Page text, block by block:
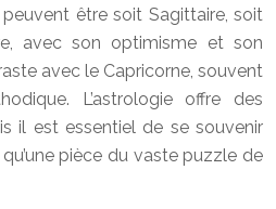
être soit Sagittaire, soit
avec son optimisme et son
avec le Capricorne, souvent
L’astrologie offre des
il est essentiel de se souvenir
pièce du vaste puzzle de